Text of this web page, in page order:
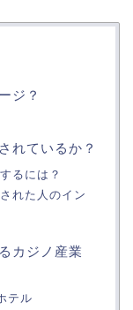
ジ？
れているか？
るには？
れた人のイン
カジノ産業
テル